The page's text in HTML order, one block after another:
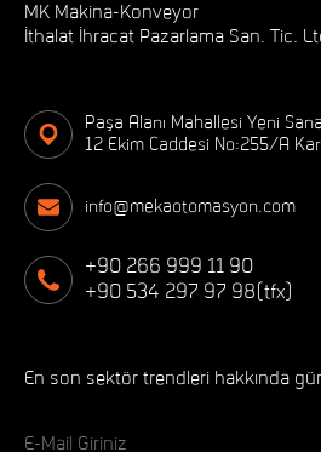
MK Makina-Konveyor
İthalat İhracat Pazarlama San. Tic.
Paşa Alanı Mahallesi Yeni
12 Ekim Caddesi No:255/A
info@mekaotomasyon.com
+90 266 999 11 90
+90 534 297 97 98(tfx)
En son sektör trendleri hakkında